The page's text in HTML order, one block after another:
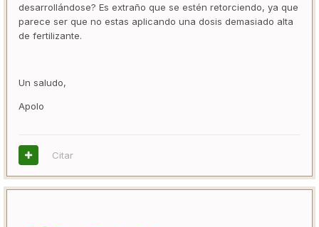
desarrollándose? Es extraño que se estén retorciendo, ya que
parece ser que no estas aplicando una dosis demasiado alta
de fertilizante.
Un saludo,
Apolo
Citar